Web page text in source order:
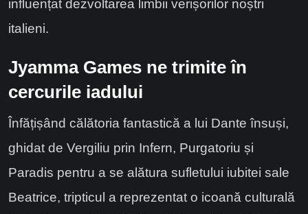
influențat dezvoltarea limbii verișorilor noștri
italieni.
Jyamma Games ne trimite în
cercurile iadului
Înfățișând călătoria fantastică a lui Dante însuși,
ghidat de Vergiliu prin Infern, Purgatoriu și
Paradis pentru a se alătura sufletului iubitei sale
Beatrice, tripticul a reprezentat o icoană culturală